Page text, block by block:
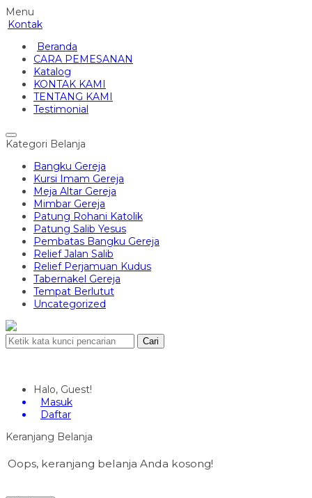
Menu
Kontak
Beranda
CARA PEMESANAN
Katalog
KONTAK KAMI
TENTANG KAMI
Testimonial
Kategori Belanja
Bangku Gereja
Kursi Imam Gereja
Meja Altar Gereja
Mimbar Gereja
Patung Rohani Katolik
Patung Salib Yesus
Pembatas Bangku Gereja
Relief Jalan Salib
Relief Perjamuan Kudus
Tabernakel Gereja
Tempat Berlutut
Uncategorized
Cari
Halo, Guest!
Masuk
Daftar
Keranjang Belanja
Oops, keranjang belanja Anda kosong!